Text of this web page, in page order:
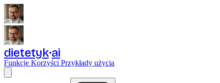
dietetyk ai
Funkcje Korzyści Przykłady użycia